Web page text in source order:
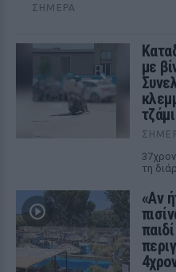
ΣΉΜΕΡΑ
με
τη
«Αν